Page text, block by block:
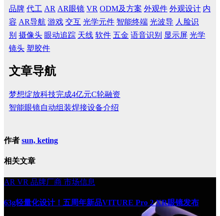
品牌 代工 AR AR眼镜 VR ODM及方案 外观件 外观设计 内
容 AR导航 游戏 交互 光学元件 智能终端 光波导 人脸识
别 摄像头 眼动追踪 天线 软件 五金 语音识别 显示屏 光学
镜头 塑胶件
文章导航
梦想绽放科技完成4亿元C轮融资
智能眼镜自动组装焊接设备介绍
作者 sun, keting
相关文章
AR VR 品牌厂商 市场信息
63g轻量化设计！五周年新品VITURE Pro 2 XR眼镜发布